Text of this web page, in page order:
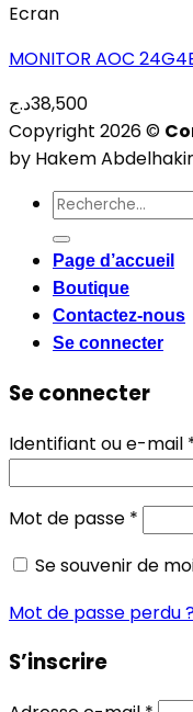
Ecran
MONITOR AOC
38,500د.ج
Copyright 2026 ©
by Hakem
Recherche
pour :
Page d’accueil
Boutique
Contactez-nous
Se connecter
Se connecter
Identifiant ou e-mail
Mot de passe *
Se souvenir de
Mot de passe perdu
S’inscrire